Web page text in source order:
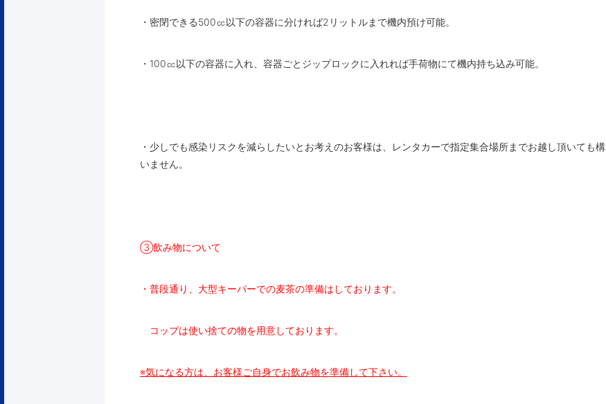
・密閉できる500㏄以下の容器に分ければ2リットルまで機内預け可能。
・100㏄以下の容器に入れ、容器ごとジップロックに入れれば手荷物にて機内持ち込み可能。
・少しでも感染リスクを減らしたいとお考えのお客様は、レンタカーで指定集合場所までお越し頂いても構
いません。
③飲み物について
・普段通り、大型キーパーでの麦茶の準備はしております。
コップは使い捨ての物を用意しております。
※気になる方は、お客様ご自身でお飲み物を準備して下さい。